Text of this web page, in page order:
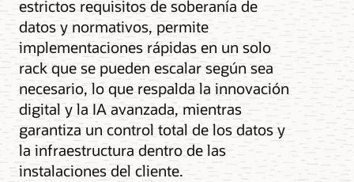
estrictos requisitos de soberanía de
datos y normativos, permite
implementaciones rápidas en un solo
rack que se pueden escalar según sea
necesario, lo que respalda la innovación
digital y la IA avanzada, mientras
garantiza un control total de los datos y
la infraestructura dentro de las
instalaciones del cliente.